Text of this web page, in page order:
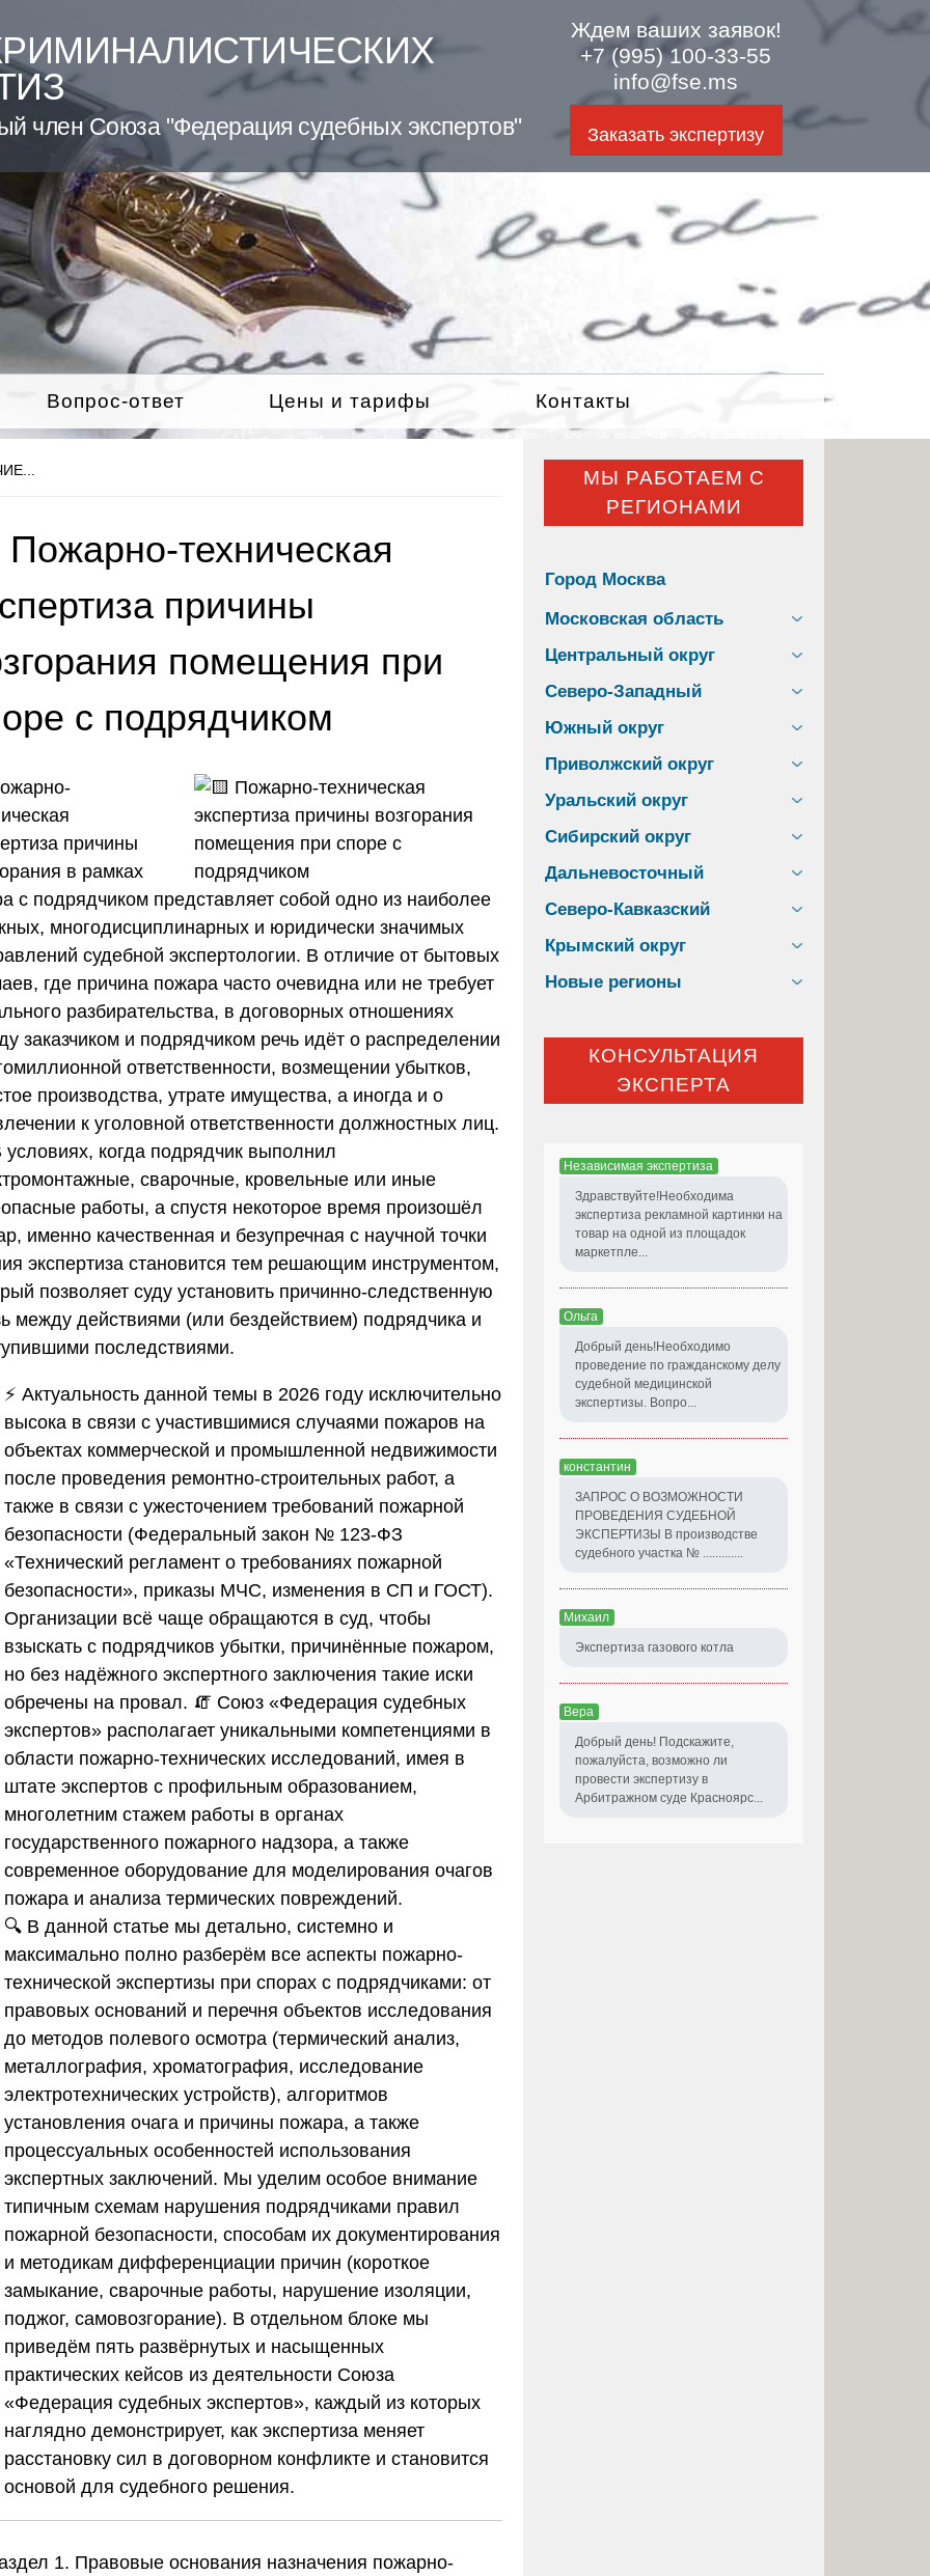
член Союза "Федерация судебных экспертов"
Ждем ваших заявок!
+7 (995) 100-33-55
info@fse.ms
Заказать экспертизу
Вопрос-ответ Цены и тарифы Контакты
Пожарно-техническая
причины
помещения при
с подрядчиком
причины
в рамках
с подрядчиком представляет собой одно из наиболее
многодисциплинарных и юридически значимых
судебной экспертологии. В отличие от бытовых
где причина пожара часто очевидна или не требует
разбирательства, в договорных отношениях
заказчиком и подрядчиком речь идёт о распределении
ответственности, возмещении убытков,
производства, утрате имущества, а иногда и о
к уголовной ответственности должностных лиц.
когда подрядчик выполнил
сварочные, кровельные или иные
работы, а спустя некоторое время произошёл
именно качественная и безупречная с научной точки
экспертиза становится тем решающим инструментом,
позволяет суду установить причинно-следственную
между действиями (или бездействием) подрядчика и
последствиями.
⚡ Актуальность данной темы в 2026 году исключительно
высока в связи с участившимися случаями пожаров на
объектах коммерческой и промышленной недвижимости
после проведения ремонтно-строительных работ, а
также в связи с ужесточением требований пожарной
безопасности (Федеральный закон № 123-ФЗ
«Технический регламент о требованиях пожарной
безопасности», приказы МЧС, изменения в СП и ГОСТ).
Организации всё чаще обращаются в суд, чтобы
взыскать с подрядчиков убытки, причинённые пожаром,
но без надёжного экспертного заключения такие иски
обречены на провал. 🧯 Союз «Федерация судебных
экспертов» располагает уникальными компетенциями в
области пожарно-технических исследований, имея в
штате экспертов с профильным образованием,
многолетним стажем работы в органах
государственного пожарного надзора, а также
современное оборудование для моделирования очагов
пожара и анализа термических повреждений.
🔍 В данной статье мы детально, системно и
максимально полно разберём все аспекты пожарно-
технической экспертизы при спорах с подрядчиками: от
правовых оснований и перечня объектов исследования
до методов полевого осмотра (термический анализ,
металлография, хроматография, исследование
электротехнических устройств), алгоритмов
установления очага и причины пожара, а также
процессуальных особенностей использования
экспертных заключений. Мы уделим особое внимание
типичным схемам нарушения подрядчиками правил
пожарной безопасности, способам их документирования
и методикам дифференциации причин (короткое
замыкание, сварочные работы, нарушение изоляции,
поджог, самовозгорание). В отдельном блоке мы
приведём пять развёрнутых и насыщенных
практических кейсов из деятельности Союза
«Федерация судебных экспертов», каждый из которых
наглядно демонстрирует, как экспертиза меняет
расстановку сил в договорном конфликте и становится
основой для судебного решения.
1. Правовые основания назначения пожарно-
МЫ РАБОТАЕМ С
РЕГИОНАМИ
Город Москва
Московская область
Центральный округ
Северо-Западный
Южный округ
Приволжский округ
Уральский округ
Сибирский округ
Дальневосточный
Северо-Кавказский
Крымский округ
Новые регионы
КОНСУЛЬТАЦИЯ
ЭКСПЕРТА
Независимая экспертиза
Здравствуйте!Необходима
экспертиза рекламной картинки на
товар на одной из площадок
маркетпле...
Ольга
Добрый день!Необходимо
проведение по гражданскому делу
судебной медицинской
экспертизы. Вопро...
константин
ЗАПРОС О ВОЗМОЖНОСТИ
ПРОВЕДЕНИЯ СУДЕБНОЙ
ЭКСПЕРТИЗЫ В производстве
судебного участка № .............
Михаил
Экспертиза газового котла
Вера
Добрый день! Подскажите,
пожалуйста, возможно ли
провести экспертизу в
Арбитражном суде Красноярс...